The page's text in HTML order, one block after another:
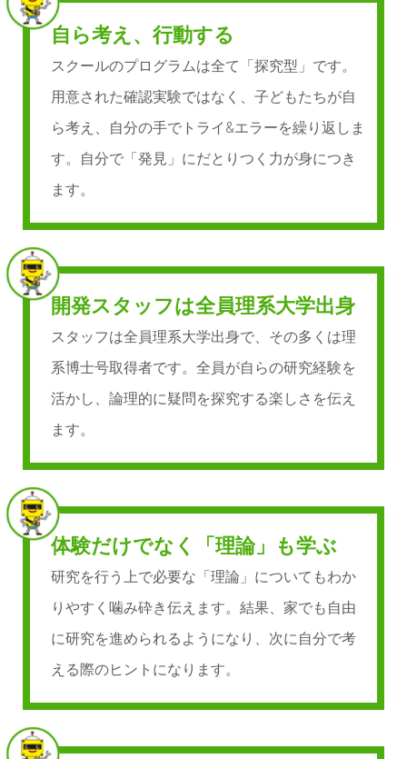
自ら考え、行動する
スクールのプログラムは全て「探究型」です。
用意された確認実験ではなく、子どもたちが自
ら考え、自分の手でトライ&エラーを繰り返しま
す。自分で「発見」にだとりつく力が身につき
ます。
開発スタッフは全員理系大学出身
スタッフは全員理系大学出身で、その多くは理
系博士号取得者です。全員が自らの研究経験を
活かし、論理的に疑問を探究する楽しさを伝え
ます。
体験だけでなく「理論」も学ぶ
研究を行う上で必要な「理論」についてもわか
りやすく噛み砕き伝えます。結果、家でも自由
に研究を進められるようになり、次に自分で考
える際のヒントになります。